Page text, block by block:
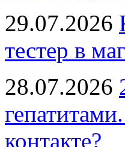
29.07.2026
тестер в
28.07.2026
контакте?